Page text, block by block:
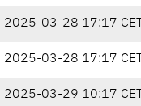
2025-03-28 17:17 CET
2025-03-28 17:17 CET
2025-03-29 10:17 CET